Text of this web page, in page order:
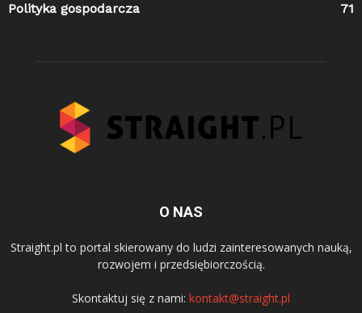
Polityka gospodarcza
71
O NAS
Straight.pl to portal skierowany do ludzi zainteresowanych nauką,
rozwojem i przedsiębiorczością.
Skontaktuj się z nami: kontakt@straight.pl